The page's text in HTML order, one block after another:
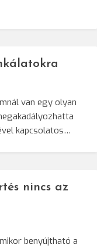
van egy olyan
kapcsolatos…
nincs az
benyújtható a